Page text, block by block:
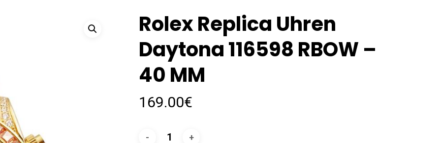
Rolex Replica Uhren
Daytona 116598 RBOW –
40 MM
169.00€